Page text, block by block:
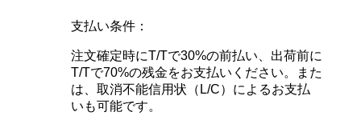
支払い条件：
注文確定時にT/Tで30%の前払い、出荷前に
T/Tで70%の残金をお支払いください。また
は、取消不能信用状（L/C）によるお支払
いも可能です。